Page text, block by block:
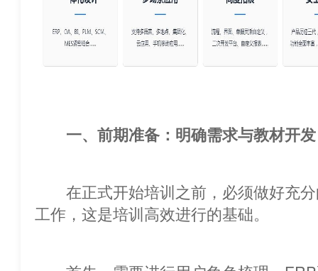
一、前期准备：明确需求与教材开发
在正式开始培训之前，必须做好充分
工作，这是培训高效进行的基础。